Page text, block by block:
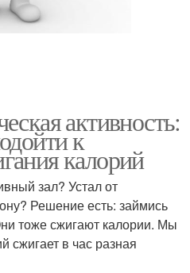
активность:
к
калорий
зал? Устал от
Решение есть: займись
тоже сжигают калории. Мы
сжигает в час разная